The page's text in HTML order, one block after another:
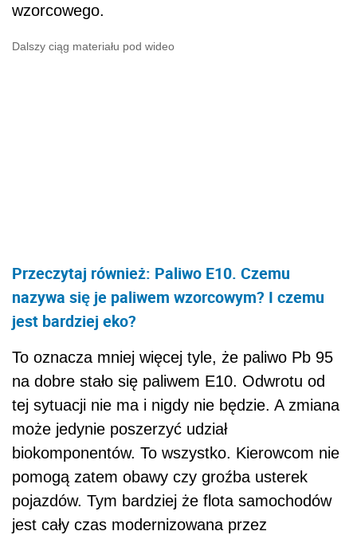
wzorcowego.
Dalszy ciąg materiału pod wideo
Przeczytaj również: Paliwo E10. Czemu
nazywa się je paliwem wzorcowym? I czemu
jest bardziej eko?
To oznacza mniej więcej tyle, że paliwo Pb 95
na dobre stało się paliwem E10. Odwrotu od
tej sytuacji nie ma i nigdy nie będzie. A zmiana
może jedynie poszerzyć udział
biokomponentów. To wszystko. Kierowcom nie
pomogą zatem obawy czy groźba usterek
pojazdów. Tym bardziej że flota samochodów
jest cały czas modernizowana przez